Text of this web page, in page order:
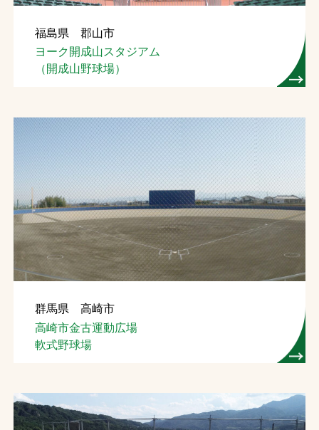
福島県 郡山市
ヨーク開成山スタジアム
（開成山野球場）
群馬県 高崎市
高崎市金古運動広場
軟式野球場